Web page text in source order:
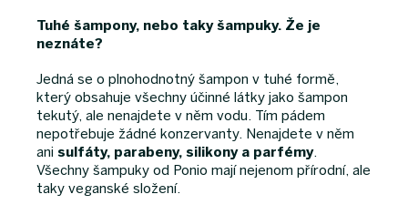
Tuhé šampony, nebo taky šampuky. Že je
neznáte?
Jedná se o plnohodnotný šampon v tuhé formě,
který obsahuje všechny účinné látky jako šampon
tekutý, ale nenajdete v něm vodu. Tím pádem
nepotřebuje žádné konzervanty. Nenajdete v něm
ani sulfáty, parabeny, silikony a parfémy.
Všechny šampuky od Ponio mají nejenom přírodní, ale
taky veganské složení.